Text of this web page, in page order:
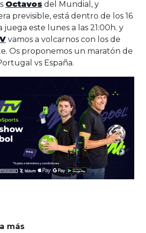
Octavos del Mundial, y
previsible, está dentro de los 16
juega este lunes a las 21:00h. y
vamos a volcarnos con los de
Os proponemos un maratón de
vs España.
más